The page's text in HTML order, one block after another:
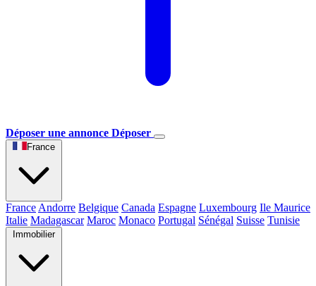
Déposer une annonce Déposer
France
France Andorre Belgique Canada Espagne Luxembourg Ile Maurice
Italie Madagascar Maroc Monaco Portugal Sénégal Suisse Tunisie
Immobilier